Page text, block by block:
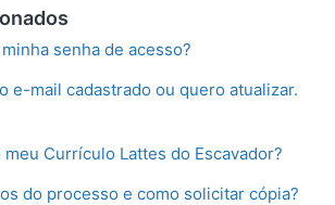
senha de acesso?
e-mail cadastrado ou quero atualizar.
Currículo Lattes do Escavador?
do processo e como solicitar cópia?